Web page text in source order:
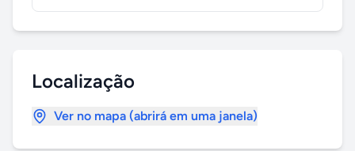
Localização
Ver no mapa (abrirá em uma janela)